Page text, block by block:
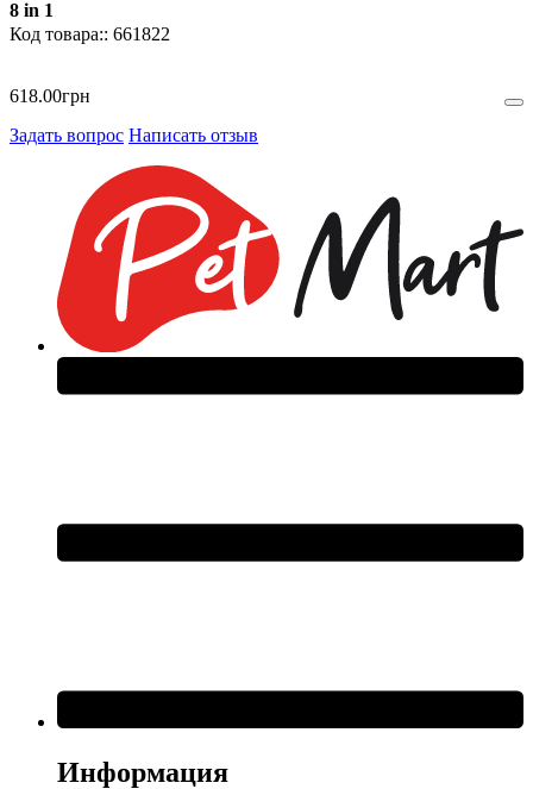
8 in 1
661822
618.00грн
Задать вопрос Написать отзыв
Информация